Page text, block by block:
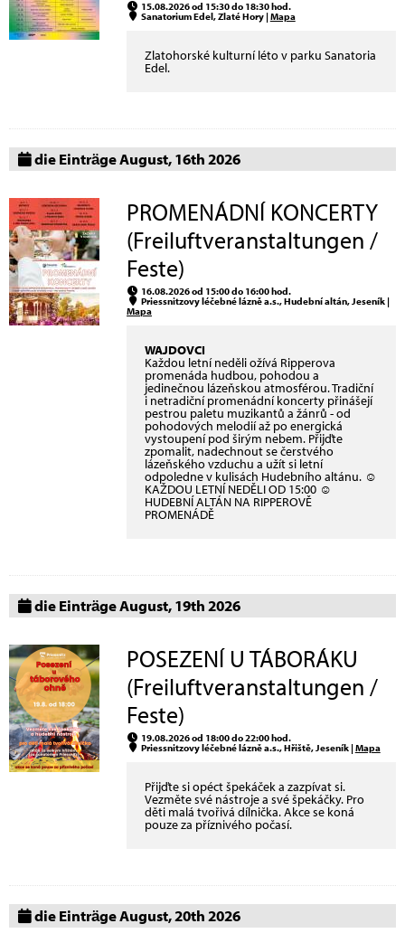
15.08.2026 od 15:30 do 18:30 hod.
Sanatorium Edel, Zlaté Hory |Mapa
Zlatohorské kulturní léto v parku Sanatoria
Edel.
die Einträge August, 16th 2026
PROMENÁDNÍ KONCERTY
(Freiluftveranstaltungen /
Feste)
16.08.2026 od 15:00 do 16:00 hod.
Priessnitzovy léčebné lázně a.s., Hudební altán, Jeseník |
Mapa
WAJDOVCI
Každou letní neděli ožívá Ripperova
promenáda hudbou, pohodou a
jedinečnou lázeňskou atmosférou. Tradiční
i netradiční promenádní koncerty přinášejí
pestrou paletu muzikantů a žánrů - od
pohodových melodií až po energická
vystoupení pod širým nebem. Přijďte
zpomalit, nadechnout se čerstvého
lázeňského vzduchu a užít si letní
odpoledne v kulisách Hudebního altánu. ☺
KAŽDOU LETNÍ NEDĚLI OD 15:00 ☺
HUDEBNÍ ALTÁN NA RIPPEROVĚ
PROMENÁDĚ
die Einträge August, 19th 2026
POSEZENÍ U TÁBORÁKU
(Freiluftveranstaltungen /
Feste)
19.08.2026 od 18:00 do 22:00 hod.
Priessnitzovy léčebné lázně a.s., Hřiště, Jeseník |Mapa
Přijďte si opéct špekáček a zazpívat si.
Vezměte své nástroje a své špekáčky. Pro
děti malá tvořivá dílnička. Akce se koná
pouze za příznivého počasí.
die Einträge August, 20th 2026